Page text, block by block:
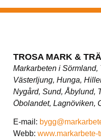
TROSA MARK &
Markarbeten i Sörmland,
Västerljung, Hunga,
Nygård, Sund, Åbylund,
Öbolandet, Lagnöviken,
E-mail:
Webb: www.markarbete-